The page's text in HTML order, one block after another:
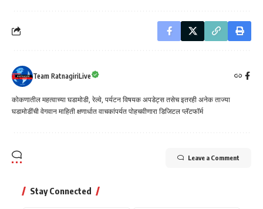
Team RatnagiriLive
कोकणातील महत्वाच्या घडामोडी, रेल्वे, पर्यटन विषयक अपडेट्स तसेच इतरही अनेक ताज्या
घडामोडींची वेगवान माहिती क्षणार्धात वाचकांपर्यत पोहचवीणारा डिजिटल प्लॅटफॉर्म
Leave a Comment
Stay Connected